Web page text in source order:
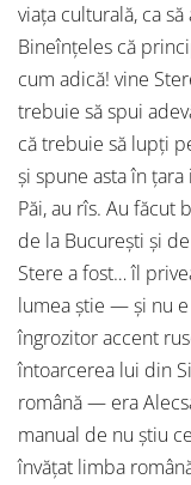
viaţa culturală, ca
Bineînţeles că
cum adică! vine
trebuie să spui
că trebuie să lupţi
şi spune asta în
Păi, au rîs. Au făcut
de la Bucureşti şi
Stere a fost… îl
lumea ştie — şi nu
îngrozitor accent
întoarcerea lui din
română — era
manual de nu ştiu
învăţat limba